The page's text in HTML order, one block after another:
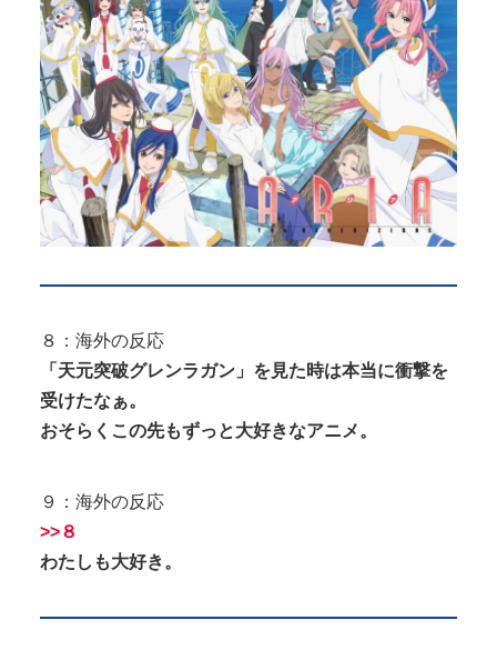
８：海外の反応
「天元突破グレンラガン」を見た時は本当に衝撃を
受けたなぁ。
おそらくこの先もずっと大好きなアニメ。
９：海外の反応
>>８
わたしも大好き。